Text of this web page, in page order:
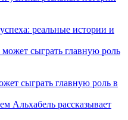
реальные истории и
сыграть главную роль в